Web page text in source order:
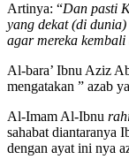
Artinya: “Dan pasti
yang dekat (di
Al-bara’ Ibnu Aziz
Al-Imam Al-Ibnu
sahabat diantaranya